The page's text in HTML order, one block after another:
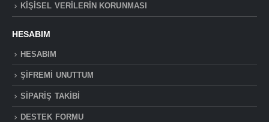
KİŞİSEL VERİLERİN KORUNMASI
HESABIM
HESABIM
ŞİFREMİ UNUTTUM
SİPARİŞ TAKİBİ
DESTEK FORMU